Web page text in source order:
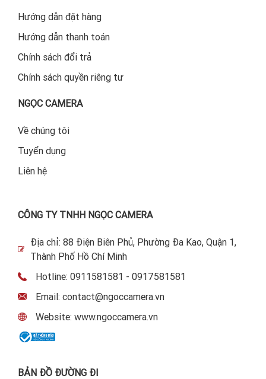
Hướng dẫn đặt hàng
Hướng dẫn thanh toán
Chính sách đổi trả
Chính sách quyền riêng tư
NGỌC CAMERA
Về chúng tôi
Tuyển dụng
Liên hệ
CÔNG TY TNHH NGỌC CAMERA
Địa chỉ: 88 Điện Biên Phủ, Phường Đa Kao, Quận 1,
Thành Phố Hồ Chí Minh
Hotline: 0911581581 - 0917581581
Email: contact@ngoccamera.vn
Website: www.ngoccamera.vn
BẢN ĐỒ ĐƯỜNG ĐI